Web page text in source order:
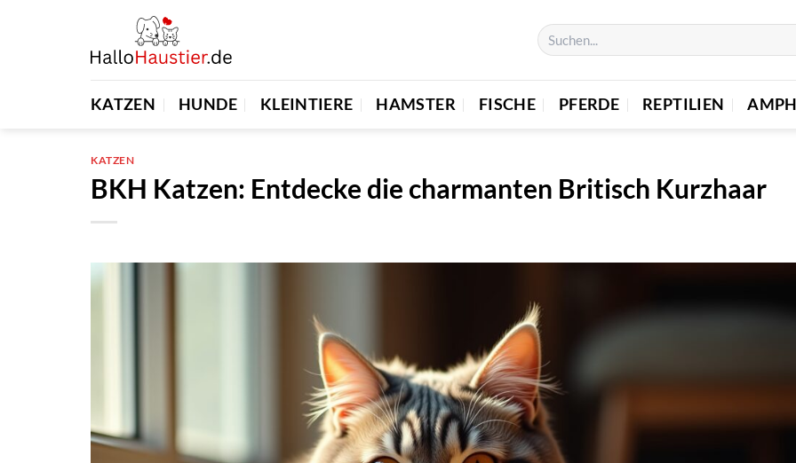
KATZEN HUNDE KLEINTIERE HAMSTER FISCHE PFERDE REPTILIEN
KATZEN
BKH Katzen: Entdecke die charmanten Britisch Kurzhaar